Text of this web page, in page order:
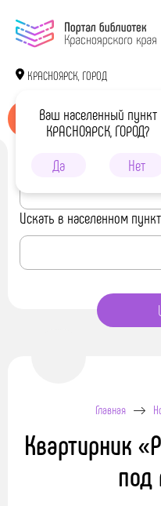
КРАСНОЯРСК, ГОРОД
Ваш населенный пункт
КРАСНОЯРСК, ГОРОД?
Да
Нет
Искать в библиотеке:
Искать в населенном
Главная
Квартирник
под